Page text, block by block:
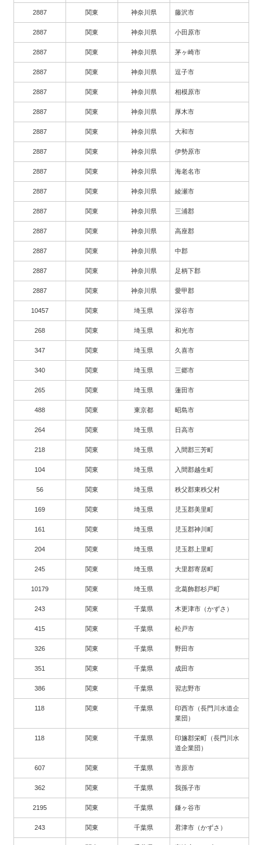
2887 関東 神奈川県 藤沢市
2887 関東 神奈川県 小田原市
2887 関東 神奈川県 茅ヶ崎市
2887 関東 神奈川県 逗子市
2887 関東 神奈川県 相模原市
2887 関東 神奈川県 厚木市
2887 関東 神奈川県 大和市
2887 関東 神奈川県 伊勢原市
2887 関東 神奈川県 海老名市
2887 関東 神奈川県 綾瀬市
2887 関東 神奈川県 三浦郡
2887 関東 神奈川県 高座郡
2887 関東 神奈川県 中郡
2887 関東 神奈川県 足柄下郡
2887 関東 神奈川県 愛甲郡
10457 関東 埼玉県 深谷市
268 関東 埼玉県 和光市
347 関東 埼玉県 久喜市
340 関東 埼玉県 三郷市
265 関東 埼玉県 蓮田市
488 関東 東京都 昭島市
264 関東 埼玉県 日高市
218 関東 埼玉県 入間郡三芳町
104 関東 埼玉県 入間郡越生町
56 関東 埼玉県 秩父郡東秩父村
169 関東 埼玉県 児玉郡美里町
161 関東 埼玉県 児玉郡神川町
204 関東 埼玉県 児玉郡上里町
245 関東 埼玉県 大里郡寄居町
10179 関東 埼玉県 北葛飾郡杉戸町
243 関東 千葉県 木更津市（かずさ）
415 関東 千葉県 松戸市
326 関東 千葉県 野田市
351 関東 千葉県 成田市
386 関東 千葉県 習志野市
118 関東 千葉県
印西市（長門川水道企
業団）
118 関東 千葉県
印旛郡栄町（長門川水
道企業団）
607 関東 千葉県 市原市
362 関東 千葉県 我孫子市
2195 関東 千葉県 鎌ヶ谷市
243 関東 千葉県 君津市（かずさ）